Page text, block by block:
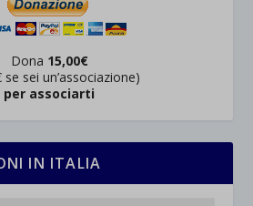
Dona 15,00€
se sei un’associazione)
per associarti
IN ITALIA